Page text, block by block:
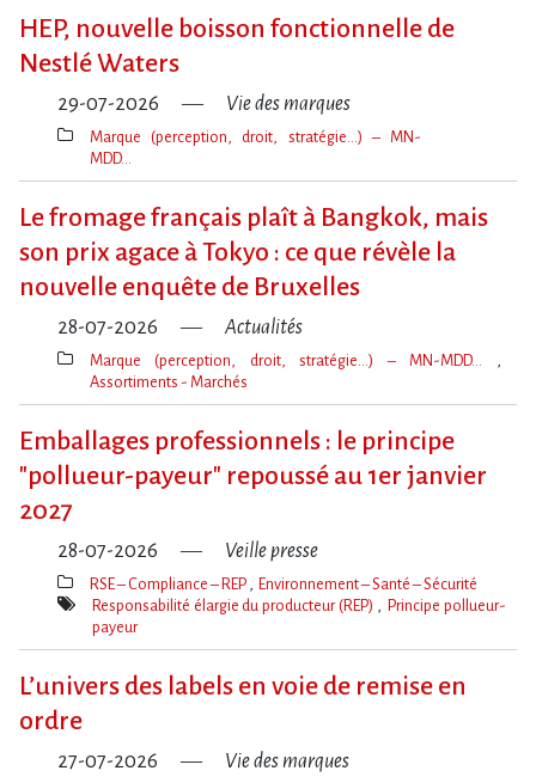
HEP, nouvelle boisson fonctionnelle de
Nestlé Waters
29-07-2026 Vie des marques
Thèmes(s)
Marque (perception, droit, stratégie…) – MN-
MDD…
Le fromage français plaît à Bangkok, mais
son prix agace à Tokyo : ce que révèle la
nouvelle enquête de Bruxelles
28-07-2026 Actualités
Thèmes(s)
Marque (perception, droit, stratégie…) – MN-MDD…
Assortiments - Marchés
Emballages professionnels : le principe
"pollueur-payeur" repoussé au 1er janvier
2027
28-07-2026 Veille presse
Thèmes(s)
RSE – Compliance – REP Environnement – Santé – Sécurité
Mot(s)-
Responsabilité élargie du producteur (REP)
Principe pollueur-
payeur
L’univers des labels en voie de remise en
ordre
27-07-2026 Vie des marques